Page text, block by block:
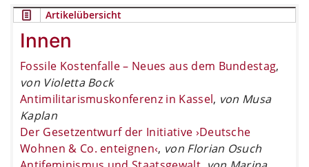
Artikelübersicht
Innen
Fossile Kostenfalle – Neues aus dem Bundestag,
von Violetta Bock
Antimilitarismuskonferenz in Kassel, von Musa
Kaplan
Der Gesetzentwurf der Initiative ›Deutsche
Wohnen & Co. enteignen‹, von Florian Osuch